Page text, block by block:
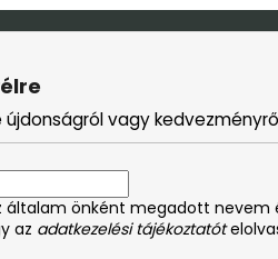
újdonságról vagy
általam önként megadott
az adatkezelési tájékoztatót